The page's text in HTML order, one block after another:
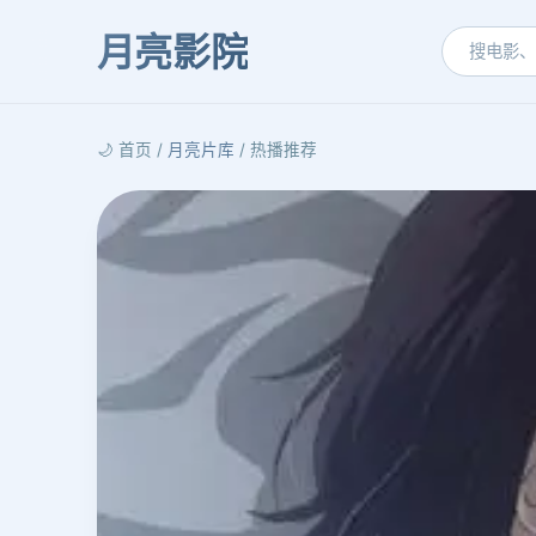
月亮影院
🌙 首页 / 月亮片库 / 热播推荐